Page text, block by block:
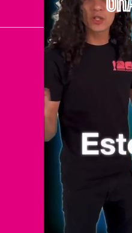
El
De
Aviso